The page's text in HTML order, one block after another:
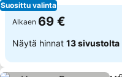
Suosittu valinta
Alkaen 69 €
Näytä hinnat 13 sivustolta